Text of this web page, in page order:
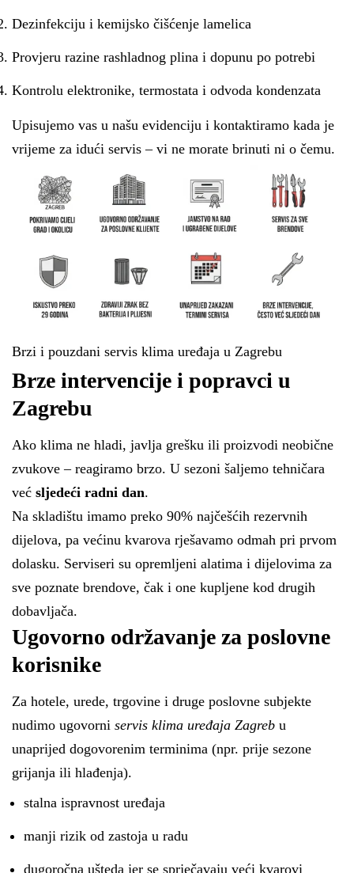
Dezinfekciju i kemijsko čišćenje lamelica
Provjeru razine rashladnog plina i dopunu po potrebi
Kontrolu elektronike, termostata i odvoda kondenzata
Upisujemo vas u našu evidenciju i kontaktiramo kada je
vrijeme za idući servis – vi ne morate brinuti ni o čemu.
Brzi i pouzdani servis klima uređaja u Zagrebu
Brze intervencije i popravci u
Zagrebu
Ako klima ne hladi, javlja grešku ili proizvodi neobične
zvukove – reagiramo brzo. U sezoni šaljemo tehničara
već sljedeći radni dan.
Na skladištu imamo preko 90% najčešćih rezervnih
dijelova, pa većinu kvarova rješavamo odmah pri prvom
dolasku. Serviseri su opremljeni alatima i dijelovima za
sve poznate brendove, čak i one kupljene kod drugih
dobavljača.
Ugovorno održavanje za poslovne
korisnike
Za hotele, urede, trgovine i druge poslovne subjekte
nudimo ugovorni servis klima uređaja Zagreb u
unaprijed dogovorenim terminima (npr. prije sezone
grijanja ili hlađenja).
stalna ispravnost uređaja
manji rizik od zastoja u radu
dugoročna ušteda jer se sprječavaju veći kvarovi